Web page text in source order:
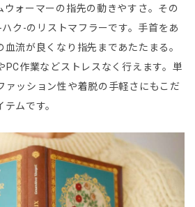
ウォーマーの指先の動きやすさ。その
ク-のリストマフラーです。手首をあ
流が良くなり指先まであたたまる。
PC作業などストレスなく行えます。単
ァッション性や着脱の手軽さにもこだ
ムです。